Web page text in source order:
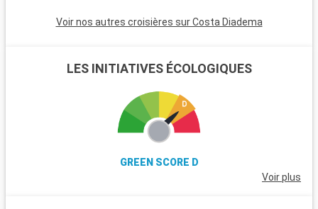
Voir nos autres croisières sur Costa Diadema
LES INITIATIVES ÉCOLOGIQUES
GREEN SCORE D
Voir plus